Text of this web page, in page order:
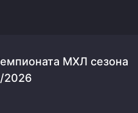
МХЛ сезона
2026